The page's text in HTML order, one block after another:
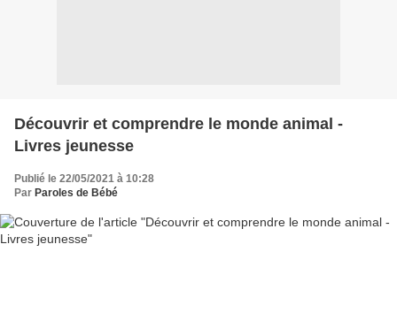
Découvrir et comprendre le monde animal -
Livres jeunesse
Publié le 22/05/2021 à 10:28
Par Paroles de Bébé